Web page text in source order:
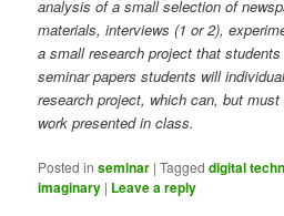
analysis of a small selection of
materials, interviews (1 or 2),
a small research project that
seminar papers students will
research project, which can, but
work presented in class.
Posted in seminar |Tagged digital
imaginary | Leave a reply